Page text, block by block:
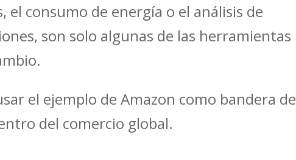
el consumo de energía o el análisis de
son solo algunas de las herramientas
el ejemplo de Amazon como bandera de
del comercio global.